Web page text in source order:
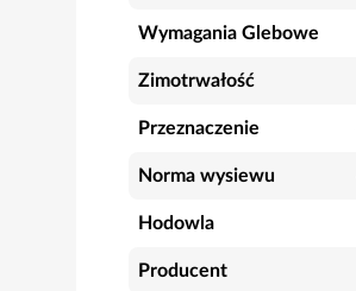
Wymagania Glebowe
Zimotrwałość
Przeznaczenie
Norma wysiewu
Hodowla
Producent